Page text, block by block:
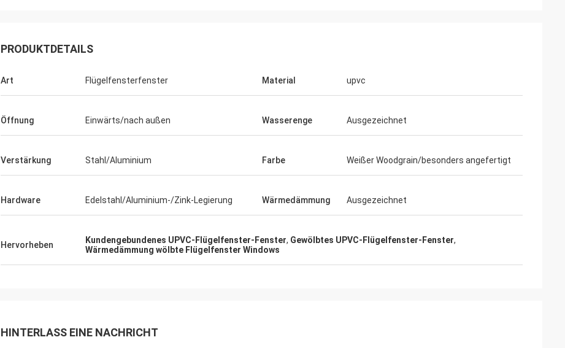
PRODUKTDETAILS
Art Flügelfensterfenster Material upvc
Öffnung Einwärts/nach außen Wasserenge Ausgezeichnet
Verstärkung Stahl/Aluminium Farbe Weißer Woodgrain/besonders angefertigt
Hardware Edelstahl/Aluminium-/Zink-Legierung Wärmedämmung Ausgezeichnet
Hervorheben Kundengebundenes UPVC-Flügelfenster-Fenster, Gewölbtes UPVC-Flügelfenster-Fenster,
Wärmedämmung wölbte Flügelfenster Windows
HINTERLASS EINE NACHRICHT